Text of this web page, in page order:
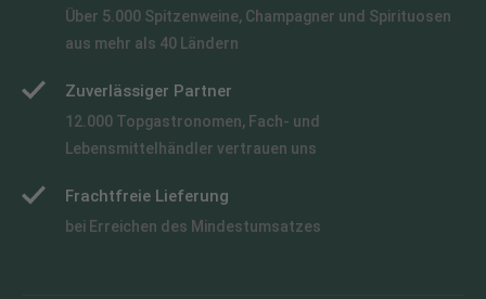
Über 5.000 Spitzenweine, Champagner und Spirituosen
aus mehr als 40 Ländern
Zuverlässiger Partner
12.000 Topgastronomen, Fach- und
Lebensmittelhändler vertrauen uns
Frachtfreie Lieferung
bei Erreichen des Mindestumsatzes